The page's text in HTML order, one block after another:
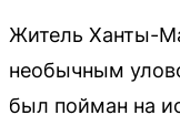
Житель Ханты-
необычным
был пойман на